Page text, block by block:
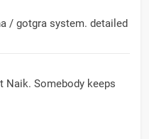
/ gotgra system. detailed
Naik. Somebody keeps